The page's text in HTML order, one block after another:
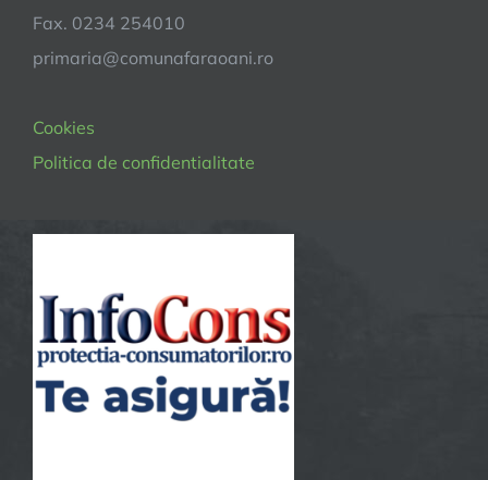
Fax. 0234 254010
primaria@comunafaraoani.ro
Cookies
Politica de confidentialitate